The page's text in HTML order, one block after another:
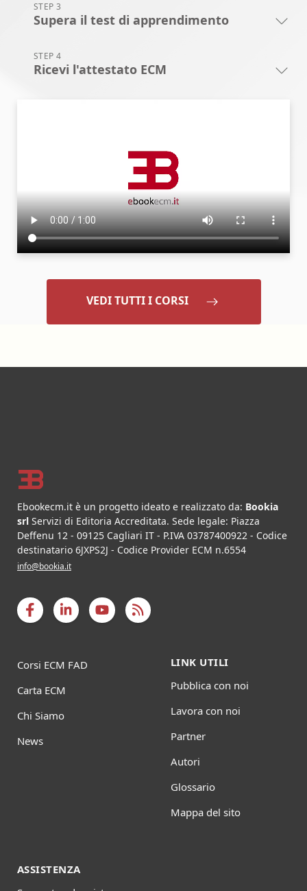
STEP 3
Supera il test di apprendimento
STEP 4
Ricevi l'attestato ECM
VEDI TUTTI I CORSI
Ebookecm.it è un progetto ideato e realizzato da: Bookia
srl Servizi di Editoria Accreditata. Sede legale: Piazza
Deffenu 12 - 09125 Cagliari IT - P.IVA 03787400922 - Codice
destinatario 6JXPS2J - Codice Provider ECM n.6554
info@bookia.it
Corsi ECM FAD
Carta ECM
Chi Siamo
News
LINK UTILI
Pubblica con noi
Lavora con noi
Partner
Autori
Glossario
Mappa del sito
ASSISTENZA